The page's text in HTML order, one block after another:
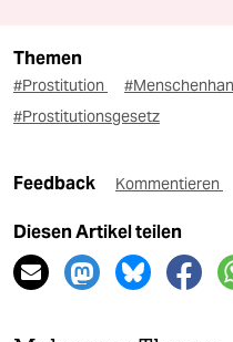
Themen
#Prostitution
#Prostitutionsgesetz
Feedback Kommentieren
Diesen Artikel teilen